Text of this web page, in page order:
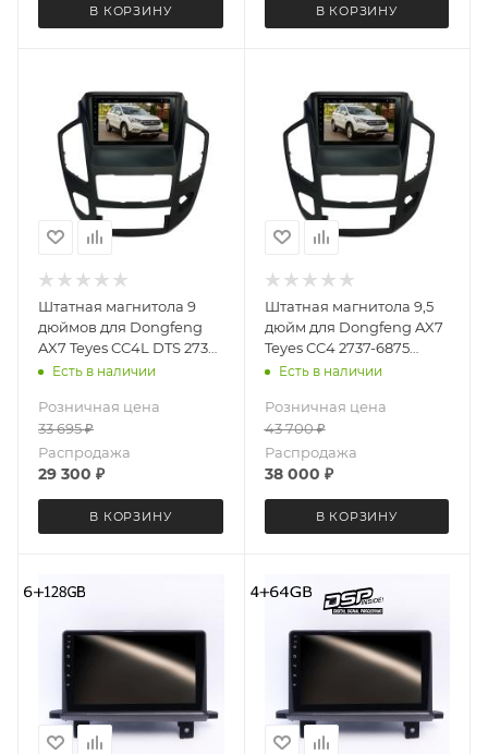
В КОРЗИНУ В КОРЗИНУ
Штатная магнитола 9
дюймов для Dongfeng
AX7 Teyes CC4L DTS 2737-
6879 Android 13 6+64 Gb
Есть в наличии
Розничная цена
33 695₽
Распродажа
29 300 ₽
В КОРЗИНУ
Штатная магнитола 9,5
дюйм для Dongfeng AX7
Teyes CC4 2737-6875
экран 2K Android 13 6+64
Есть в наличии
Розничная цена
43 700₽
Распродажа
38 000 ₽
В КОРЗИНУ